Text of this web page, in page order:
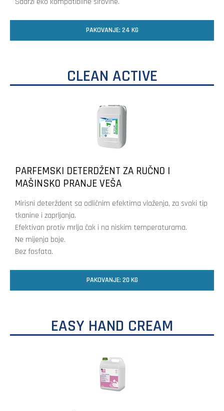
PAKOVANJE: 24 KG
CLEAN ACTIVE
PARFEMSKI DETERDŽENT ZA RUČNO I
MAŠINSKO PRANJE VEŠA
Mirisni deterždent sa odličnim efektima vlaženja, za svaki tip
tkanine i zaprljanja.
Efektivan protiv mrlja čak i na niskim temperaturama.
Ne mijenja boje.
Bez fosfata.
PAKOVANJE: 20 KG
EASY HAND CREAM